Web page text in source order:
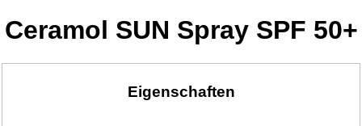
Ceramol SUN Spray SPF 50+
Eigenschaften